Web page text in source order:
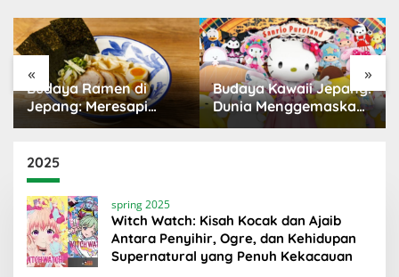
« »
Budaya Ramen di
Jepang: Meresapi
Tradisi Lezat
Budaya Kawaii Jepang:
Dunia Menggemaskan
yang Populer
2025
spring 2025
Witch Watch: Kisah Kocak dan Ajaib
Antara Penyihir, Ogre, dan Kehidupan
Supernatural yang Penuh Kekacauan